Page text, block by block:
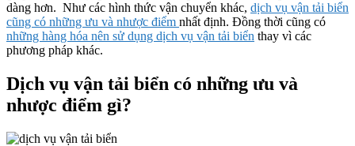
dàng hơn. Như các hình thức vận chuyển khác, dịch vụ vận tải biển
cũng có những ưu và nhược điểm nhất định. Đồng thời cũng có
những hàng hóa nên sử dụng dịch vụ vận tải biển thay vì các
phương pháp khác.
Dịch vụ vận tải biển có những ưu và
nhược điểm gì?